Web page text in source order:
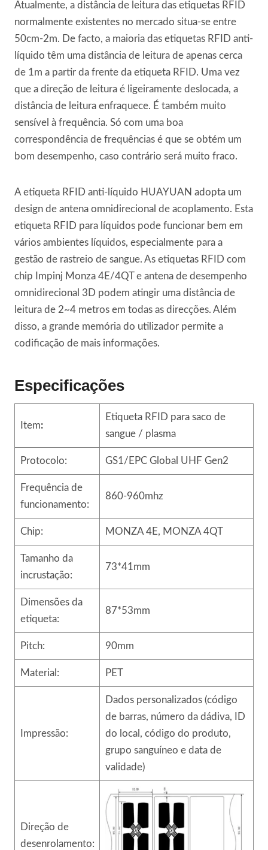
Atualmente, a distância de leitura das etiquetas RFID
normalmente existentes no mercado situa-se entre
50cm-2m. De facto, a maioria das etiquetas RFID anti-
líquido têm uma distância de leitura de apenas cerca
de 1m a partir da frente da etiqueta RFID. Uma vez
que a direção de leitura é ligeiramente deslocada, a
distância de leitura enfraquece. É também muito
sensível à frequência. Só com uma boa
correspondência de frequências é que se obtém um
bom desempenho, caso contrário será muito fraco.
A etiqueta RFID anti-líquido HUAYUAN adopta um
design de antena omnidirecional de acoplamento. Esta
etiqueta RFID para líquidos pode funcionar bem em
vários ambientes líquidos, especialmente para a
gestão de rastreio de sangue. As etiquetas RFID com
chip Impinj Monza 4E/4QT e antena de desempenho
omnidirecional 3D podem atingir uma distância de
leitura de 2~4 metros em todas as direcções. Além
disso, a grande memória do utilizador permite a
codificação de mais informações.
Especificações
Item:
Etiqueta RFID para saco de
sangue / plasma
Protocolo: GS1/EPC Global UHF Gen2
Frequência de
funcionamento:
860-960mhz
Chip: MONZA 4E, MONZA 4QT
Tamanho da
incrustação:
73*41mm
Dimensões da
etiqueta:
87*53mm
Pitch: 90mm
Material: PET
Impressão:
Dados personalizados (código
de barras, número da dádiva, ID
do local, código do produto,
grupo sanguíneo e data de
validade)
Direção de
desenrolamento: